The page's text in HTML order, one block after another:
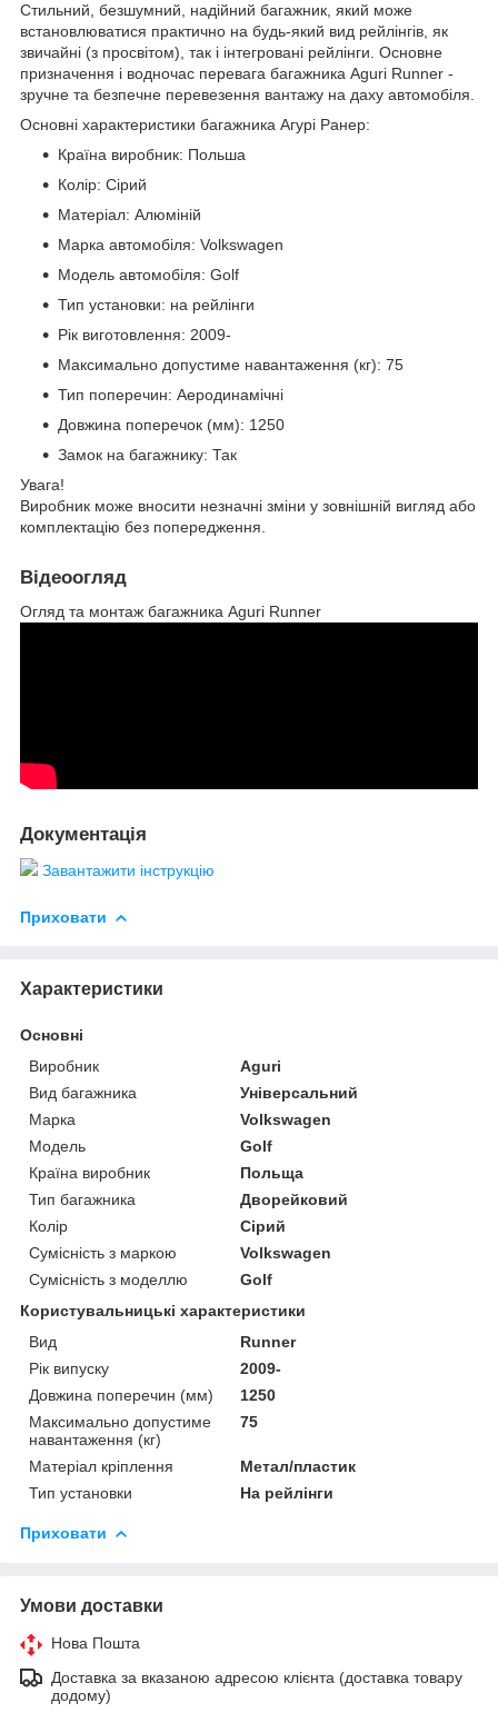
Стильний, безшумний, надійний багажник, який може
встановлюватися практично на будь-який вид рейлінгів, як
звичайні (з просвітом), так і інтегровані рейлінги. Основне
призначення і водночас перевага багажника Aguri Runner -
зручне та безпечне перевезення вантажу на даху автомобіля.
Основні характеристики багажника Агурі Ранер:
Країна виробник: Польша
Колір: Сірий
Матеріал: Алюміній
Марка автомобіля: Volkswagen
Модель автомобіля: Golf
Тип установки: на рейлінги
Рік виготовлення: 2009-
Максимально допустиме навантаження (кг): 75
Тип поперечин: Аеродинамічні
Довжина поперечок (мм): 1250
Замок на багажнику: Так
Увага!
Виробник може вносити незначні зміни у зовнішній вигляд або
комплектацію без попередження.
Відеоогляд
Огляд та монтаж багажника Aguri Runner
Документація
Завантажити інструкцію
Приховати
Характеристики
Основні
Виробник
Aguri
Вид багажника
Універсальний
Марка
Volkswagen
Модель
Golf
Країна виробник
Польща
Тип багажника
Дворейковий
Колір
Сірий
Сумісність з маркою
Volkswagen
Сумісність з моделлю
Golf
Користувальницькі характеристики
Вид
Runner
Рік випуску
2009-
Довжина поперечин (мм)
1250
Максимально допустиме
навантаження (кг)
75
Матеріал кріплення
Метал/пластик
Тип установки
На рейлінги
Приховати
Умови доставки
Нова Пошта
Доставка за вказаною адресою клієнта (доставка товару
додому)